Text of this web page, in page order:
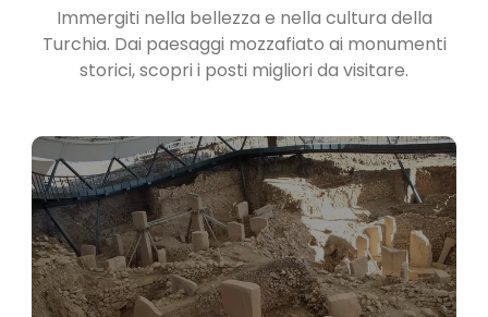
Immergiti nella bellezza e nella cultura della
Turchia. Dai paesaggi mozzafiato ai monumenti
storici, scopri i posti migliori da visitare.